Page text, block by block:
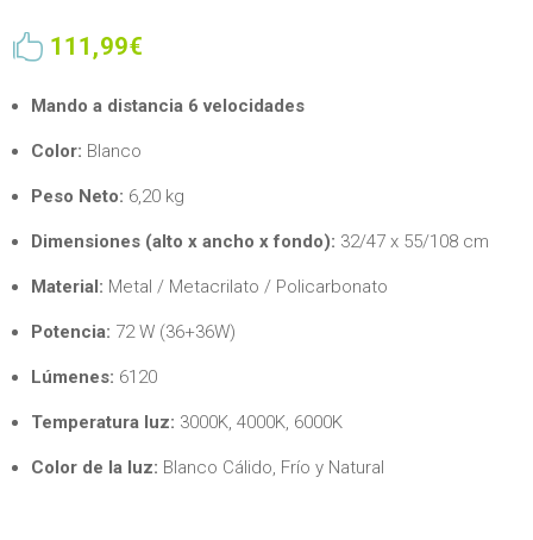
 111,99€
Mando a distancia 6 velocidades
Color: Blanco
Peso Neto: 6,20 kg
Dimensiones (alto x ancho x fondo): 32/47 x 55/108 cm
Material: Metal / Metacrilato / Policarbonato
Potencia: 72 W (36+36W)
Lúmenes: 6120
Temperatura luz: 3000K, 4000K, 6000K
Color de la luz: Blanco Cálido, Frío y Natural